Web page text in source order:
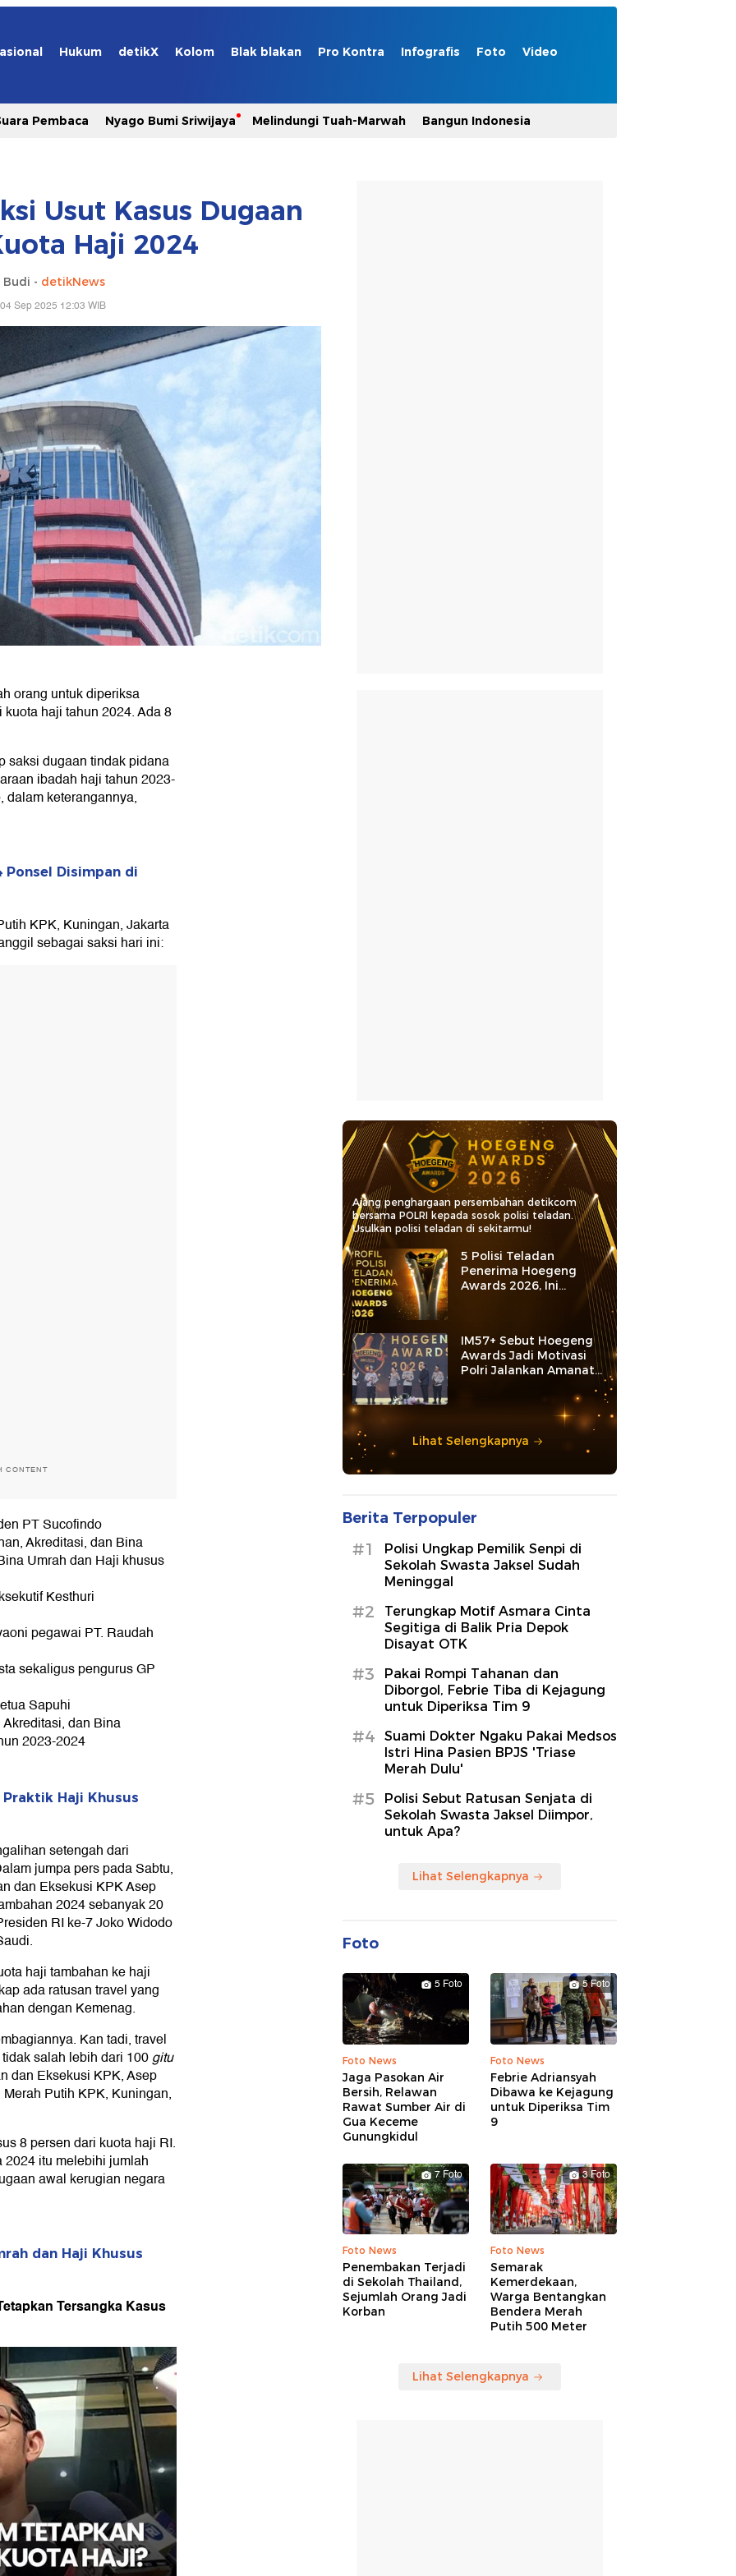
Hukum detikX Kolom Blak blakan Pro Kontra Infografis Foto Video
Pembaca Nyago Bumi Sriwijaya Melindungi Tuah-Marwah Bangun Indonesia
Usut Kasus Dugaan
Haji 2024
Budi - detikNews
Sep 2025 12:03 WIB
orang untuk diperiksa
haji tahun 2024. Ada 8
saksi dugaan tindak pidana
ibadah haji tahun 2023-
dalam keterangannya,
Ponsel Disimpan di
KPK, Kuningan, Jakarta
sebagai saksi hari ini:
CONTENT
PT Sucofindo
Akreditasi, dan Bina
Umrah dan Haji khusus
Kesthuri
pegawai PT. Raudah
sekaligus pengurus GP
Sapuhi
dan Bina
2023-2024
Praktik Haji Khusus
setengah dari
jumpa pers pada Sabtu,
dan Eksekusi KPK Asep
2024 sebanyak 20
RI ke-7 Joko Widodo
haji tambahan ke haji
ada ratusan travel yang
dengan Kemenag.
Kan tadi, travel
salah lebih dari 100gitu
dan Eksekusi KPK, Asep
Putih KPK, Kuningan,
8 persen dari kuota haji RI.
itu melebihi jumlah
awal kerugian negara
dan Haji Khusus
Tersangka Kasus
Ajang penghargaan persembahan detikcom
bersama POLRI kepada sosok polisi teladan.
Usulkan polisi teladan di sekitarmu!
5 Polisi Teladan
Penerima Hoegeng
Awards 2026, Ini
Kategori dan Kiprahnya
IM57+ Sebut Hoegeng
Awards Jadi Motivasi
Polri Jalankan Amanat
Lihat Selengkapnya
Berita Terpopuler
#1
Polisi Ungkap Pemilik Senpi di
Sekolah Swasta Jaksel Sudah
Meninggal
#2
Terungkap Motif Asmara Cinta
Segitiga di Balik Pria Depok
Disayat OTK
#3
Pakai Rompi Tahanan dan
Diborgol, Febrie Tiba di Kejagung
untuk Diperiksa Tim 9
#4
Suami Dokter Ngaku Pakai Medsos
Istri Hina Pasien BPJS 'Triase
Merah Dulu'
#5
Polisi Sebut Ratusan Senjata di
Sekolah Swasta Jaksel Diimpor,
untuk Apa?
Lihat Selengkapnya
Foto
5 Foto
Foto News
Jaga Pasokan Air
Bersih, Relawan
Rawat Sumber Air di
Gua Keceme
Gunungkidul
5 Foto
Foto News
Febrie Adriansyah
Dibawa ke Kejagung
untuk Diperiksa Tim
9
7 Foto
Foto News
Penembakan Terjadi
di Sekolah Thailand,
Sejumlah Orang Jadi
Korban
3 Foto
Foto News
Semarak
Kemerdekaan,
Warga Bentangkan
Bendera Merah
Putih 500 Meter
Lihat Selengkapnya